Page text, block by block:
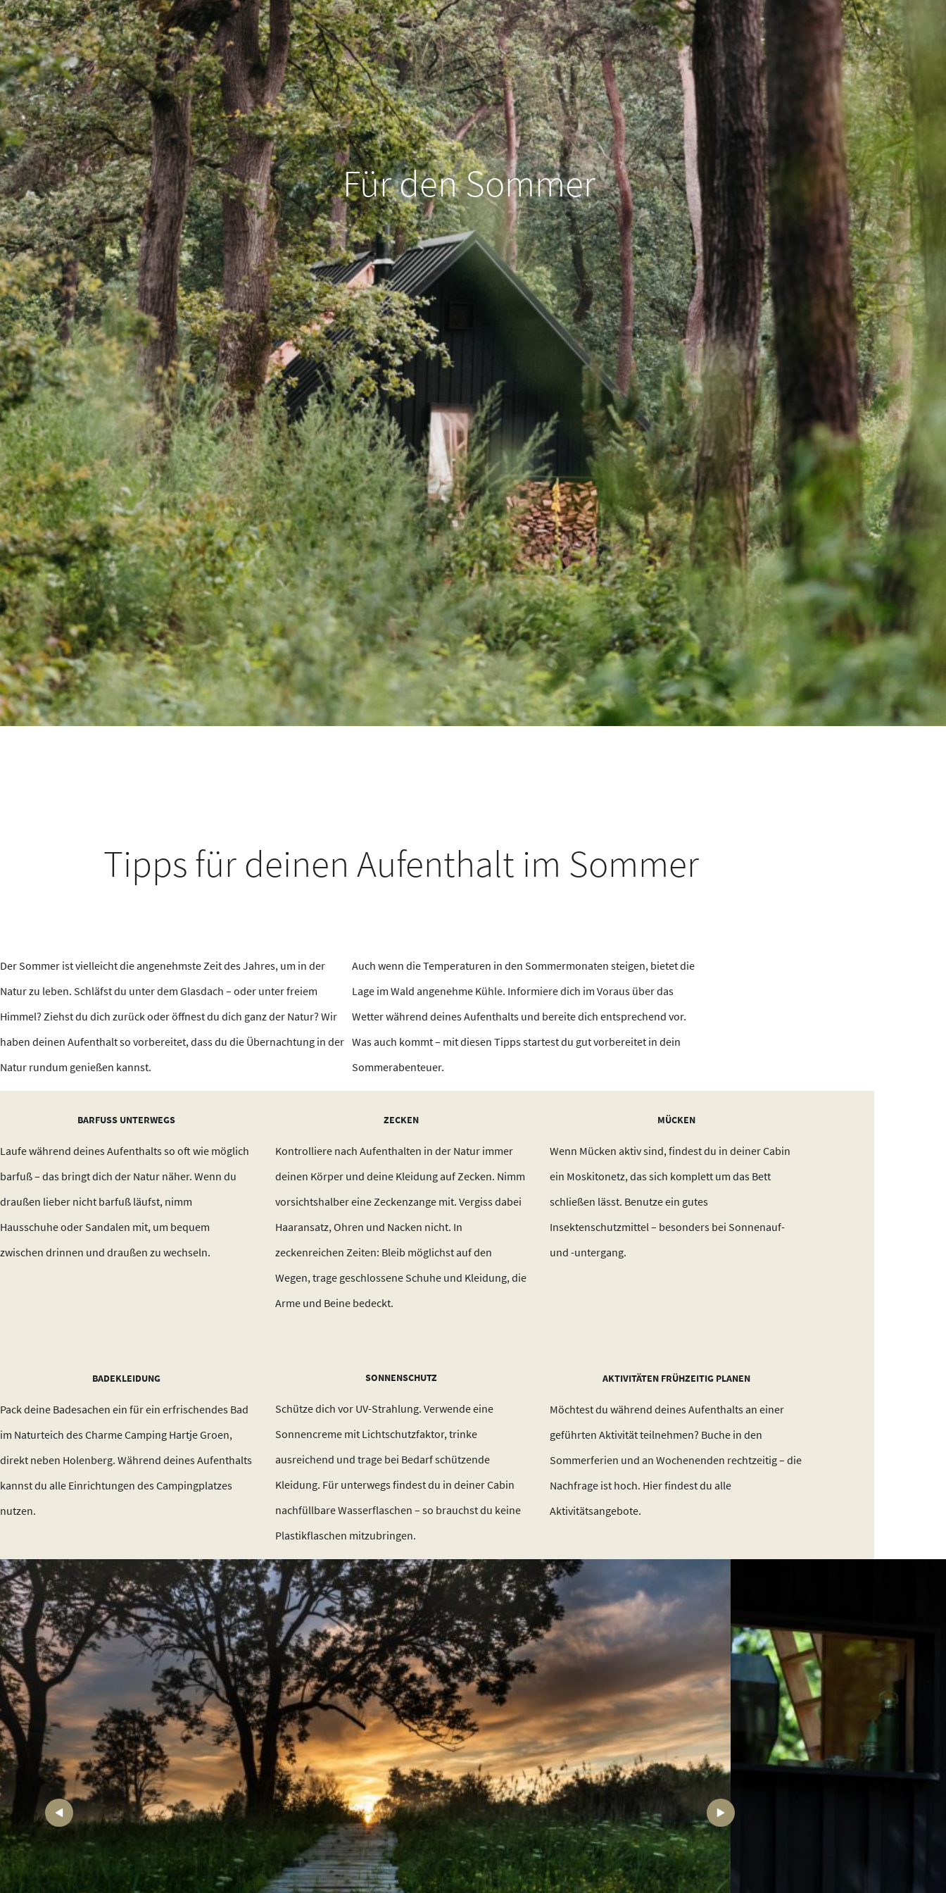
FürdenSommer
Tipps für deinen Aufenthalt im Sommer
Der Sommer ist vielleicht die angenehmste Zeit des Jahres, um in der
Natur zu leben. Schläfst du unter dem Glasdach – oder unter freiem
Himmel? Ziehst du dich zurück oder öffnest du dich ganz der Natur? Wir
haben deinen Aufenthalt so vorbereitet, dass du die Übernachtung in der
Natur rundum genießen kannst.
Auch wenn die Temperaturen in den Sommermonaten steigen, bietet die
Lage im Wald angenehme Kühle. Informiere dich im Voraus über das
Wetter während deines Aufenthalts und bereite dich entsprechend vor.
Was auch kommt – mit diesen Tipps startest du gut vorbereitet in dein
Sommerabenteuer.
BARFUSS UNTERWEGS
Laufe während deines Aufenthalts so oft wie möglich
barfuß – das bringt dich der Natur näher. Wenn du
draußen lieber nicht barfuß läufst, nimm
Hausschuhe oder Sandalen mit, um bequem
zwischen drinnen und draußen zu wechseln.
ZECKEN
Kontrolliere nach Aufenthalten in der Natur immer
deinen Körper und deine Kleidung auf Zecken. Nimm
vorsichtshalber eine Zeckenzange mit. Vergiss dabei
Haaransatz, Ohren und Nacken nicht. In
zeckenreichen Zeiten: Bleib möglichst auf den
Wegen, trage geschlossene Schuhe und Kleidung, die
Arme und Beine bedeckt.
MÜCKEN
Wenn Mücken aktiv sind, findest du in deiner Cabin
ein Moskitonetz, das sich komplett um das Bett
schließen lässt. Benutze ein gutes
Insektenschutzmittel – besonders bei Sonnenauf-
und -untergang.
BADEKLEIDUNG
Pack deine Badesachen ein für ein erfrischendes Bad
im Naturteich des Charme Camping Hartje Groen,
direkt neben Holenberg. Während deines Aufenthalts
kannst du alle Einrichtungen des Campingplatzes
nutzen.
SONNENSCHUTZ
Schütze dich vor UV-Strahlung. Verwende eine
Sonnencreme mit Lichtschutzfaktor, trinke
ausreichend und trage bei Bedarf schützende
Kleidung. Für unterwegs findest du in deiner Cabin
nachfüllbare Wasserflaschen – so brauchst du keine
Plastikflaschen mitzubringen.
AKTIVITÄTEN FRÜHZEITIG PLANEN
Möchtest du während deines Aufenthalts an einer
geführten Aktivität teilnehmen? Buche in den
Sommerferien und an Wochenenden rechtzeitig – die
Nachfrage ist hoch. Hier findest du alle
Aktivitätsangebote.